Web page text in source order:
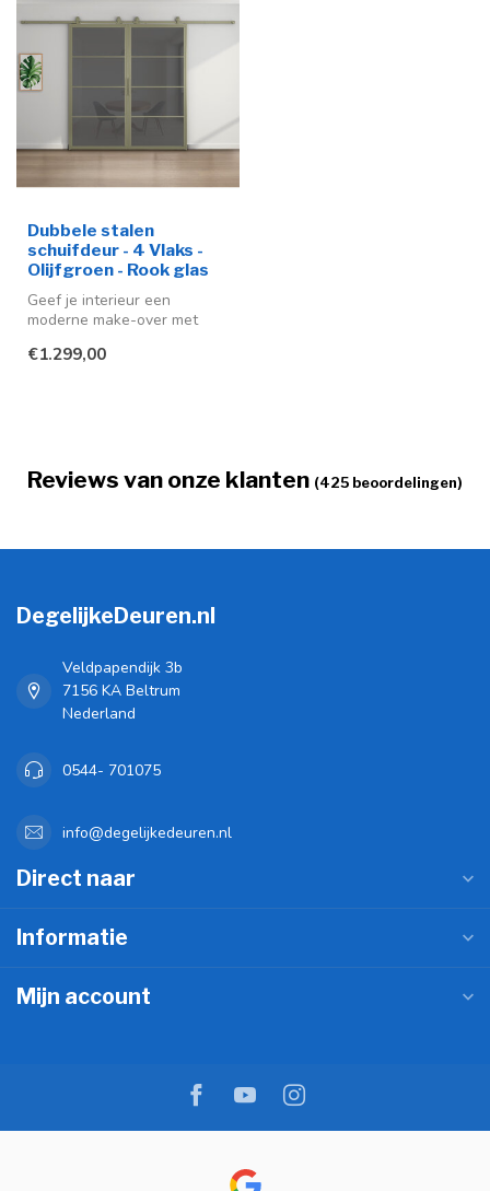
Dubbele stalen
schuifdeur - 4 Vlaks -
Olijfgroen - Rook glas
Geef je interieur een
moderne make-over met
schuifdeuren ...
€1.299,00
Reviews van onze klanten (425 beoordelingen)
DegelijkeDeuren.nl
Veldpapendijk 3b
7156 KA Beltrum
Nederland
0544- 701075
info@degelijkedeuren.nl
Direct naar
Informatie
Mijn account